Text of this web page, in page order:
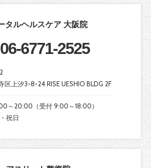
タルヘルスケア 大阪院
06-6771-2525
区上汐3-8-24 RISE UESHIO BLDG 2F
～20:00（受付 9:00～18:00）
祝日